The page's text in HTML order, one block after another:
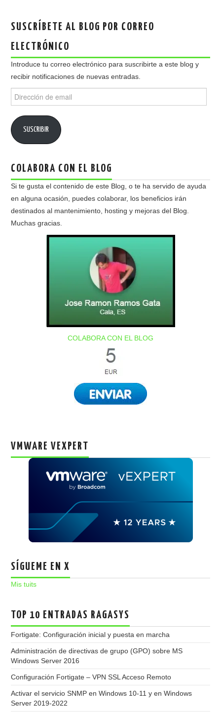
SUSCRÍBETE AL BLOG POR CORREO
ELECTRÓNICO
Introduce tu correo electrónico para suscribirte a este blog y
recibir notificaciones de nuevas entradas.
de
SUSCRIBIR
COLABORA CON EL BLOG
Si te gusta el contenido de este Blog, o te ha servido de ayuda
en alguna ocasión, puedes colaborar, los beneficios irán
destinados al mantenimiento, hosting y mejoras del Blog.
Muchas gracias.
COLABORA CON EL BLOG
VMWARE VEXPERT
SÍGUEME EN X
Mis tuits
TOP 10 ENTRADAS RAGASYS
Fortigate: Configuración inicial y puesta en marcha
Administración de directivas de grupo (GPO) sobre MS
Windows Server 2016
Configuración Fortigate – VPN SSL Acceso Remoto
Activar el servicio SNMP en Windows 10-11 y en Windows
Server 2019-2022